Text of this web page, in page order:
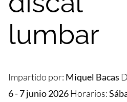
lumbar
Impartido por: Miquel Bacas
6 - 7 junio 2026Horarios: